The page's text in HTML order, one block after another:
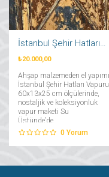
₺20.000,00
Ahşap malzemeden el yapımı
İstanbul Şehir Hatları Vapuru.
60x13x25 cm ölçülerinde,
nostaljik ve koleksiyonluk
vapur maketi Su
Üstünde’de....
0 Yorum